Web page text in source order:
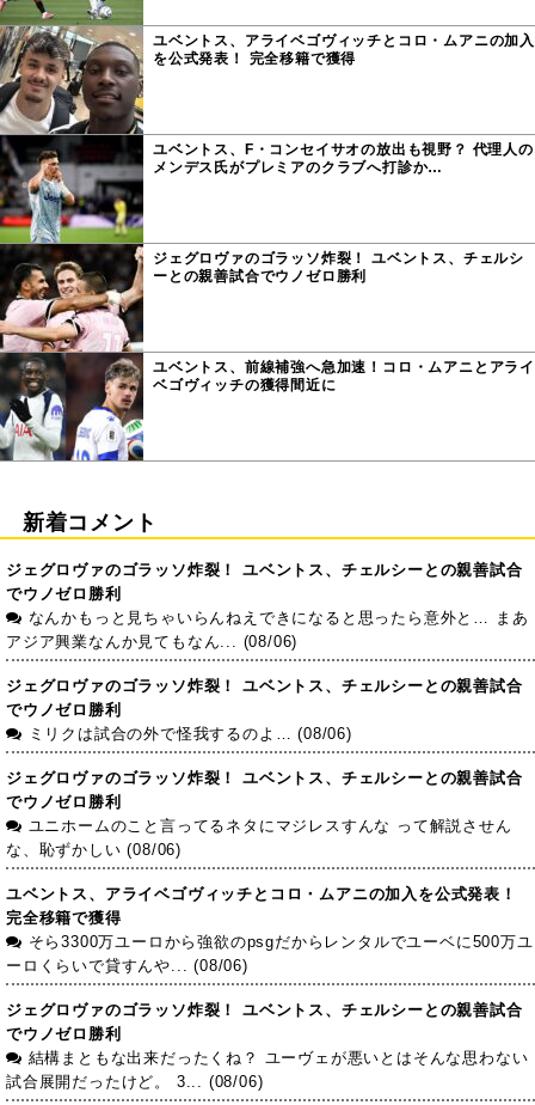
ユベントス、アライベゴヴィッチとコロ・ムアニの加入
を公式発表！ 完全移籍で獲得
ユベントス、F・コンセイサオの放出も視野？ 代理人の
メンデス氏がプレミアのクラブへ打診か…
ジェグロヴァのゴラッソ炸裂！ ユベントス、チェルシ
ーとの親善試合でウノゼロ勝利
ユベントス、前線補強へ急加速！コロ・ムアニとアライ
ベゴヴィッチの獲得間近に
新着コメント
ジェグロヴァのゴラッソ炸裂！ ユベントス、チェルシーとの親善試合
でウノゼロ勝利
なんかもっと見ちゃいらんねえできになると思ったら意外と… まあ
アジア興業なんか見てもなん... (08/06)
ジェグロヴァのゴラッソ炸裂！ ユベントス、チェルシーとの親善試合
でウノゼロ勝利
ミリクは試合の外で怪我するのよ… (08/06)
ジェグロヴァのゴラッソ炸裂！ ユベントス、チェルシーとの親善試合
でウノゼロ勝利
ユニホームのこと言ってるネタにマジレスすんな って解説させん
な、恥ずかしい (08/06)
ユベントス、アライベゴヴィッチとコロ・ムアニの加入を公式発表！
完全移籍で獲得
そら3300万ユーロから強欲のpsgだからレンタルでユーベに500万ユ
ーロくらいで貸すんや... (08/06)
ジェグロヴァのゴラッソ炸裂！ ユベントス、チェルシーとの親善試合
でウノゼロ勝利
結構まともな出来だったくね？ ユーヴェが悪いとはそんな思わない
試合展開だったけど。 3... (08/06)